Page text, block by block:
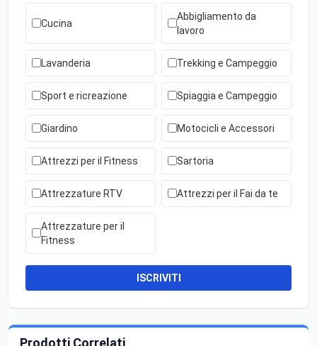
Cucina
Abbigliamento da
lavoro
Lavanderia Trekking e Campeggio
Sport e ricreazione Spiaggia e Campeggio
Giardino Motocicli e Accessori
Attrezzi per il Fitness Sartoria
Attrezzature RTV Attrezzi per il Fai da te
Attrezzature per il
Fitness
ISCRIVITI
Prodotti Correlati